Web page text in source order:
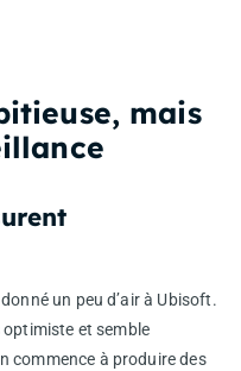
mais
un peu d’air à Ubisoft.
et semble
commence à produire des